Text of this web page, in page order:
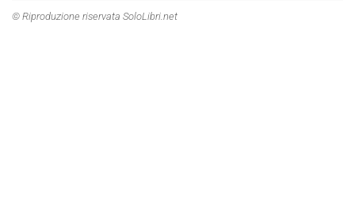
© Riproduzione riservata SoloLibri.net